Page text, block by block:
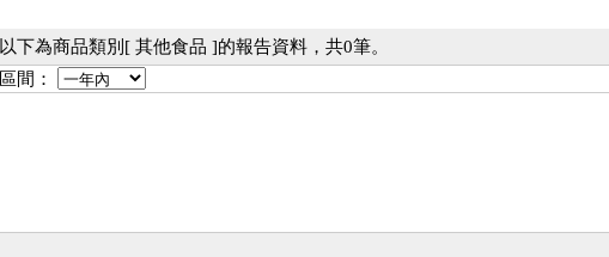
以下為商品類別[ 其他食品 ]的報告資料，共0筆。
區間：